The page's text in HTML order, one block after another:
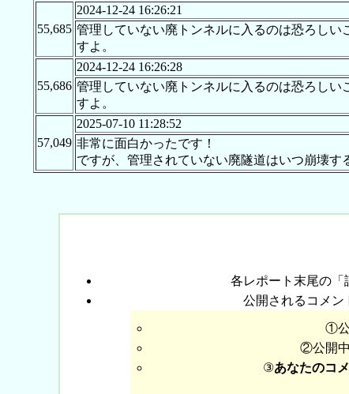
55,685
2024-12-24 16:26:21
管理していない廃トンネルに入るのは恐ろし
すよ。
55,686
2024-12-24 16:26:28
管理していない廃トンネルに入るのは恐ろし
すよ。
57,049
2025-07-10 11:28:52
非常に面白かったです！
ですが、管理されていない廃隧道はいつ崩壊す
各レポート末尾の「
公開されるコメン
①公
②公開中
③あなたのコ